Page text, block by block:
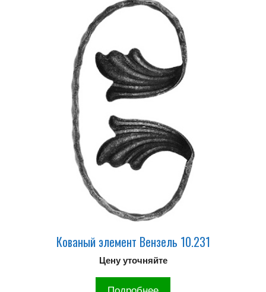
Кованый элемент Вензель 10.231
Цену уточняйте